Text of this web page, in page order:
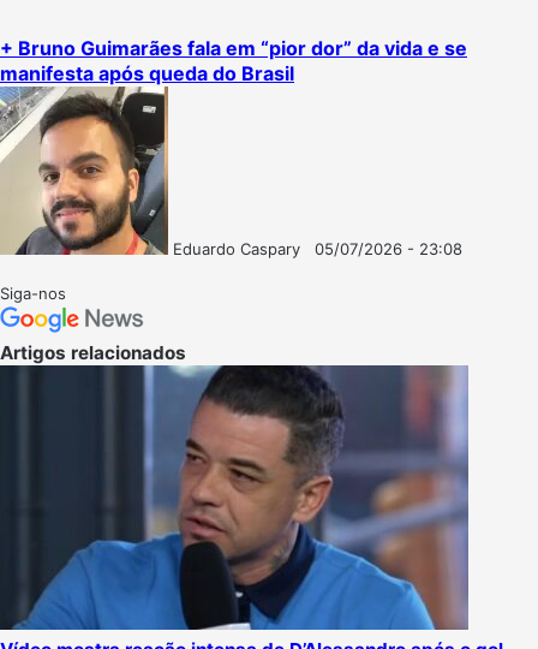
+ Bruno Guimarães fala em “pior dor” da vida e se
manifesta após queda do Brasil
Eduardo Caspary
05/07/2026 - 23:08
Siga-nos
Artigos relacionados